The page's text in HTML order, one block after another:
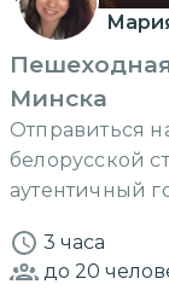
Минска
Отправиться
белорусской
аутентичный
3 часа
до 20